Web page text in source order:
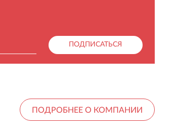
ПОДПИСАТЬСЯ
ПОДРОБНЕЕ О КОМПАНИИ